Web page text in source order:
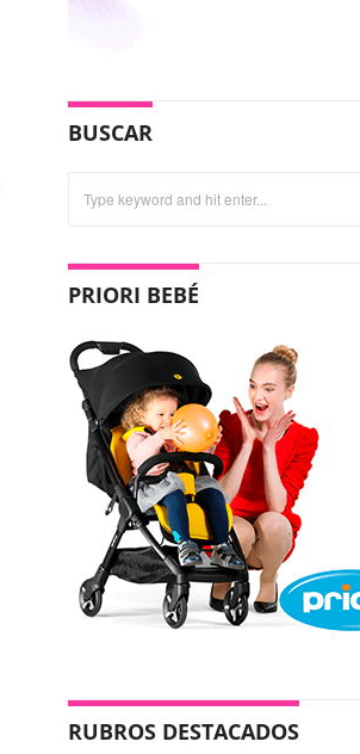
BUSCAR
PRIORI BEBÉ
RUBROS DESTACADOS